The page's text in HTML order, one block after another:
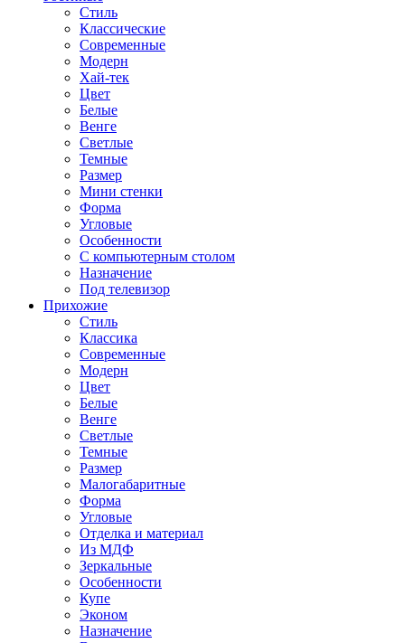
Стиль
Классические
Современные
Модерн
Хай-тек
Цвет
Белые
Венге
Светлые
Темные
Размер
Мини стенки
Форма
Угловые
Особенности
С компьютерным столом
Назначение
Под телевизор
Прихожие
Стиль
Классика
Современные
Модерн
Цвет
Белые
Венге
Светлые
Темные
Размер
Малогабаритные
Форма
Угловые
Отделка и материал
Из МДФ
Зеркальные
Особенности
Купе
Эконом
Назначение